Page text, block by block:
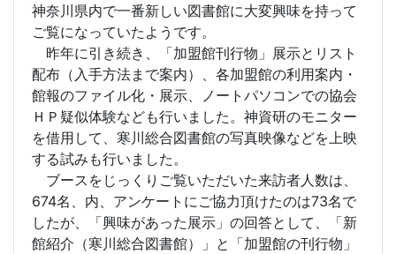
神奈川県内で一番新しい図書館に大変興味を持って
ご覧になっていたようです。
昨年に引き続き、「加盟館刊行物」展示とリスト
配布（入手方法まで案内）、各加盟館の利用案内・
館報のファイル化・展示、ノートパソコンでの協会
ＨＰ疑似体験なども行いました。神資研のモニター
を借用して、寒川総合図書館の写真映像などを上映
する試みも行いました。
ブースをじっくりご覧いただいた来訪者人数は、
674名、内、アンケートにご協力頂けたのは73名で
したが、「興味があった展示」の回答として、「新
館紹介（寒川総合図書館）」と「加盟館の刊行物」